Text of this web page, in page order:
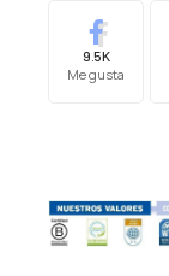
9.5K
Me gusta